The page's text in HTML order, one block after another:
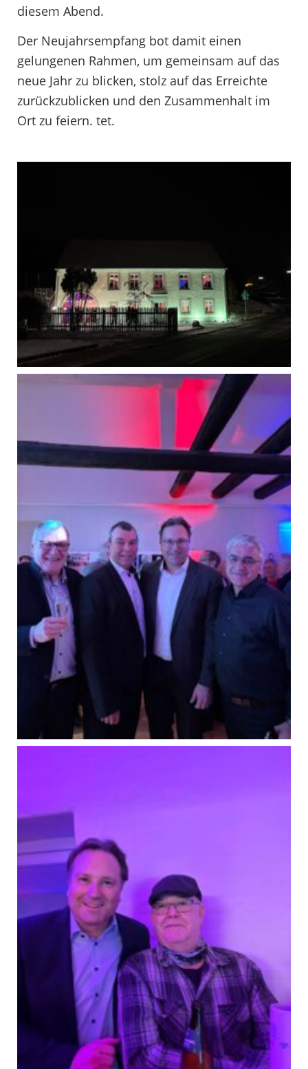
diesem Abend.
Der Neujahrsempfang bot damit einen
gelungenen Rahmen, um gemeinsam auf das
neue Jahr zu blicken, stolz auf das Erreichte
zurückzublicken und den Zusammenhalt im
Ort zu feiern. tet.